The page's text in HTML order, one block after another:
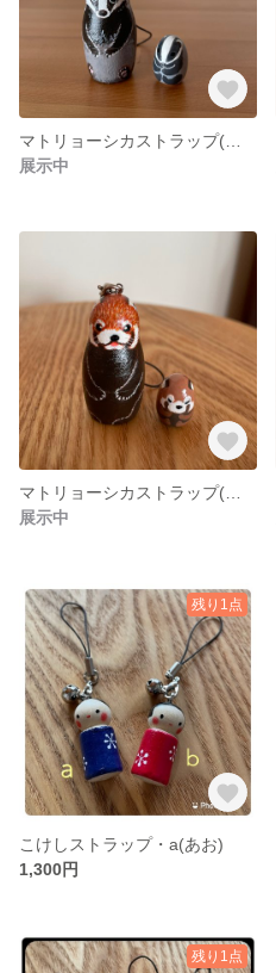
展示中
展示中
残り1点
こけしストラップ・a(あお)
1,300円
残り1点